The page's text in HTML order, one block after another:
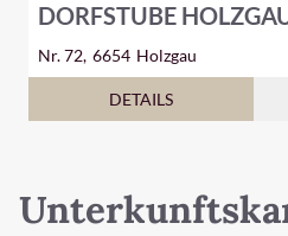
DORFSTUBE
Nr. 72, 6654 Holzgau
DETAILS